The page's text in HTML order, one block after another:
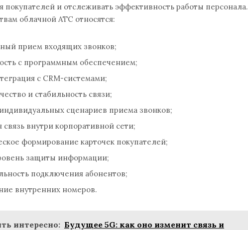
покупателей и отслеживать эффективность работы персонала.
облачной АТС относятся:
прием входящих звонков;
с программным обеспечением;
с CRM-системами;
и стабильность связи;
сценариев приема звонков;
связь внутри корпоративной сети;
формирование карточек покупателей;
защиты информации;
подключения абонентов;
внутренних номеров.
интересно: Будущее 5G: как оно изменит связь и